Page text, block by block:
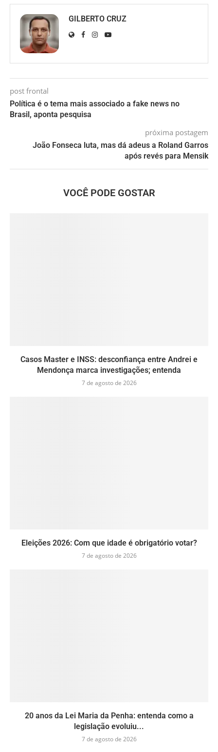
GILBERTO CRUZ
post frontal
Política é o tema mais associado a fake news no
Brasil, aponta pesquisa
próxima postagem
João Fonseca luta, mas dá adeus a Roland Garros
após revés para Mensik
VOCÊ PODE GOSTAR
Casos Master e INSS: desconfiança entre Andrei e
Mendonça marca investigações; entenda
7 de agosto de 2026
Eleições 2026: Com que idade é obrigatório votar?
7 de agosto de 2026
20 anos da Lei Maria da Penha: entenda como a
legislação evoluiu...
7 de agosto de 2026